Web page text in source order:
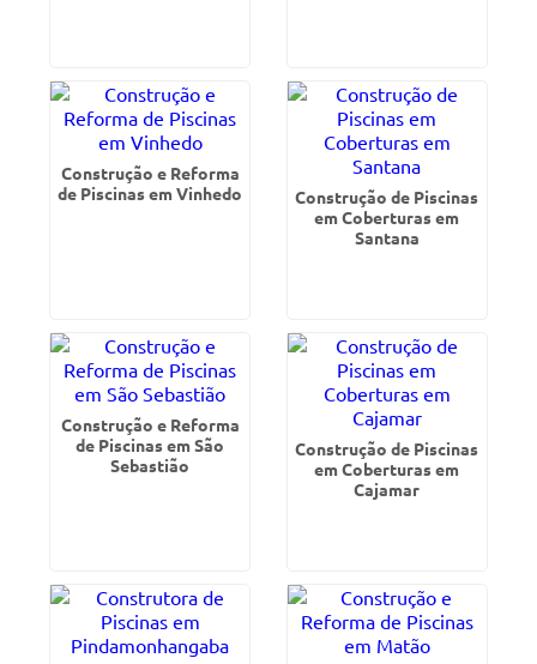
Construção e Reforma
de Piscinas em Vinhedo
Construção de Piscinas
em Coberturas em
Santana
Construção e Reforma
de Piscinas em São
Sebastião
Construção de Piscinas
em Coberturas em
Cajamar